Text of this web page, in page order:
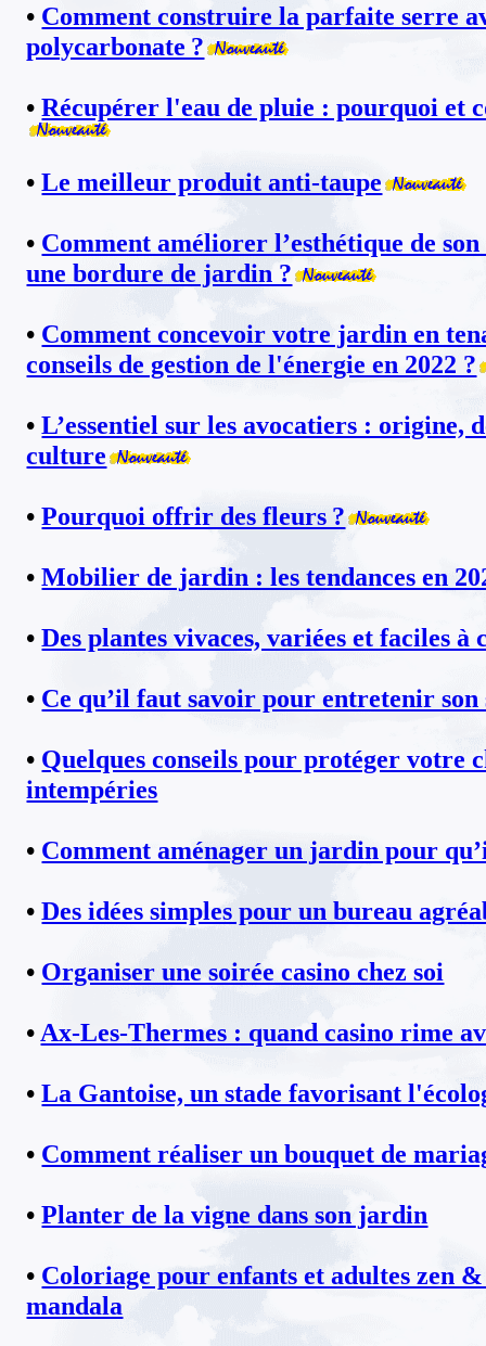
• Comment construire la parfaite serre
polycarbonate ?
•Récupérer l'eau de pluie : pourquoi et
•Le meilleur produit anti-taupe
• Comment améliorer l’esthétique de
une bordure de jardin ?
• Comment concevoir votre jardin en
conseils de gestion de l'énergie en 2022 ?
•L’essentiel sur les avocatiers : origine,
culture
•Pourquoi offrir des fleurs ?
•Mobilier de jardin : les tendances en
•Des plantes vivaces, variées et faciles à
• Ce qu’il faut savoir pour entretenir son
• Quelques conseils pour protéger votre
intempéries
• Comment aménager un jardin pour
•Des idées simples pour un bureau
• Organiser une soirée casino chez soi
• Ax-Les-Thermes : quand casino rime
•La Gantoise, un stade favorisant
• Comment réaliser un bouquet de
•Planter de la vigne dans son jardin
• Coloriage pour enfants et adultes zen
mandala